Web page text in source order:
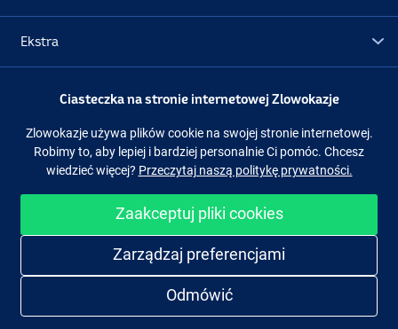
Ekstra
Promocje
Obserwuj nas Facebook Instagram
Ciasteczka na stronie internetowej Zlowokazje
Zlowokazje używa plików cookie na swojej stronie internetowej.
Robimy to, aby lepiej i bardziej personalnie Ci pomóc. Chcesz
wiedzieć więcej? Przeczytaj naszą politykę prywatności.
Zaakceptuj pliki cookies
Zarządzaj preferencjami
Odmówić